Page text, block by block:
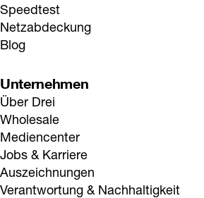
Speedtest
Netzabdeckung
Blog
Unternehmen
Über Drei
Wholesale
Mediencenter
Jobs & Karriere
Auszeichnungen
Verantwortung & Nachhaltigkeit